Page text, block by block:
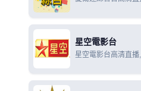
星空電影台
星空電影台高清直